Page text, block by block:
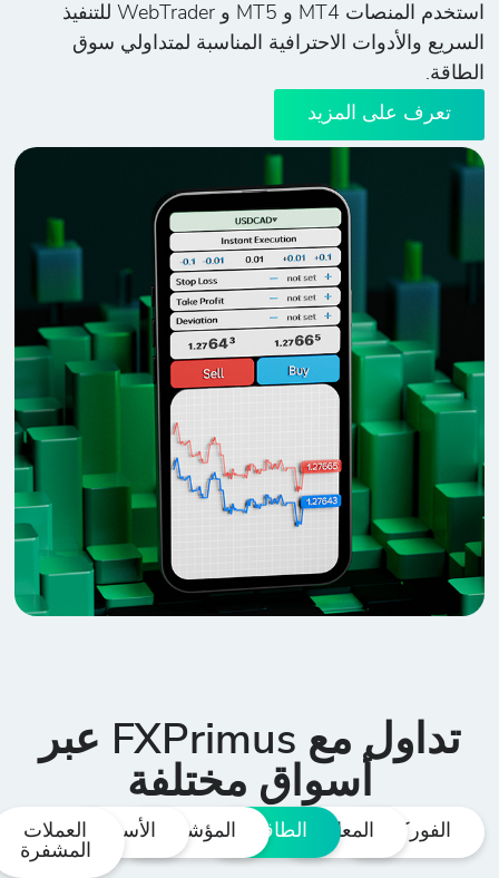
استخدم المنصات MT4 و MT5 و WebTrader للتنفيذ
السريع والأدوات الاحترافية المناسبة لمتداولي سوق
الطاقة.
تعرف على المزيد
تداول مع FXPrimus عبر
أسواق مختلفة
الفوركس المعادن الطاقات المؤشرات الأسهم
العملات
المشفرة